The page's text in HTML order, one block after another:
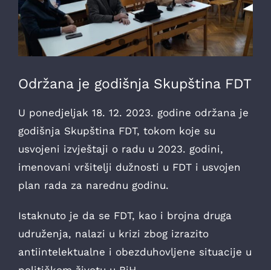
Održana je godišnja Skupština FDT
U ponedjeljak 18. 12. 2023. godine održana je
godišnja Skupština FDT, tokom koje su
usvojeni izvještaji o radu u 2023. godini,
imenovani vršitelji dužnosti u FDT i usvojen
plan rada za narednu godinu.
Istaknuto je da se FDT, kao i brojna druga
udruženja, nalazi u krizi zbog izrazito
antiintelektualne i obezduhovljene situacije u